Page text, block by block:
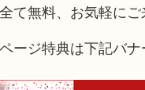
て無料、お気軽にご
ージ特典は下記バナ